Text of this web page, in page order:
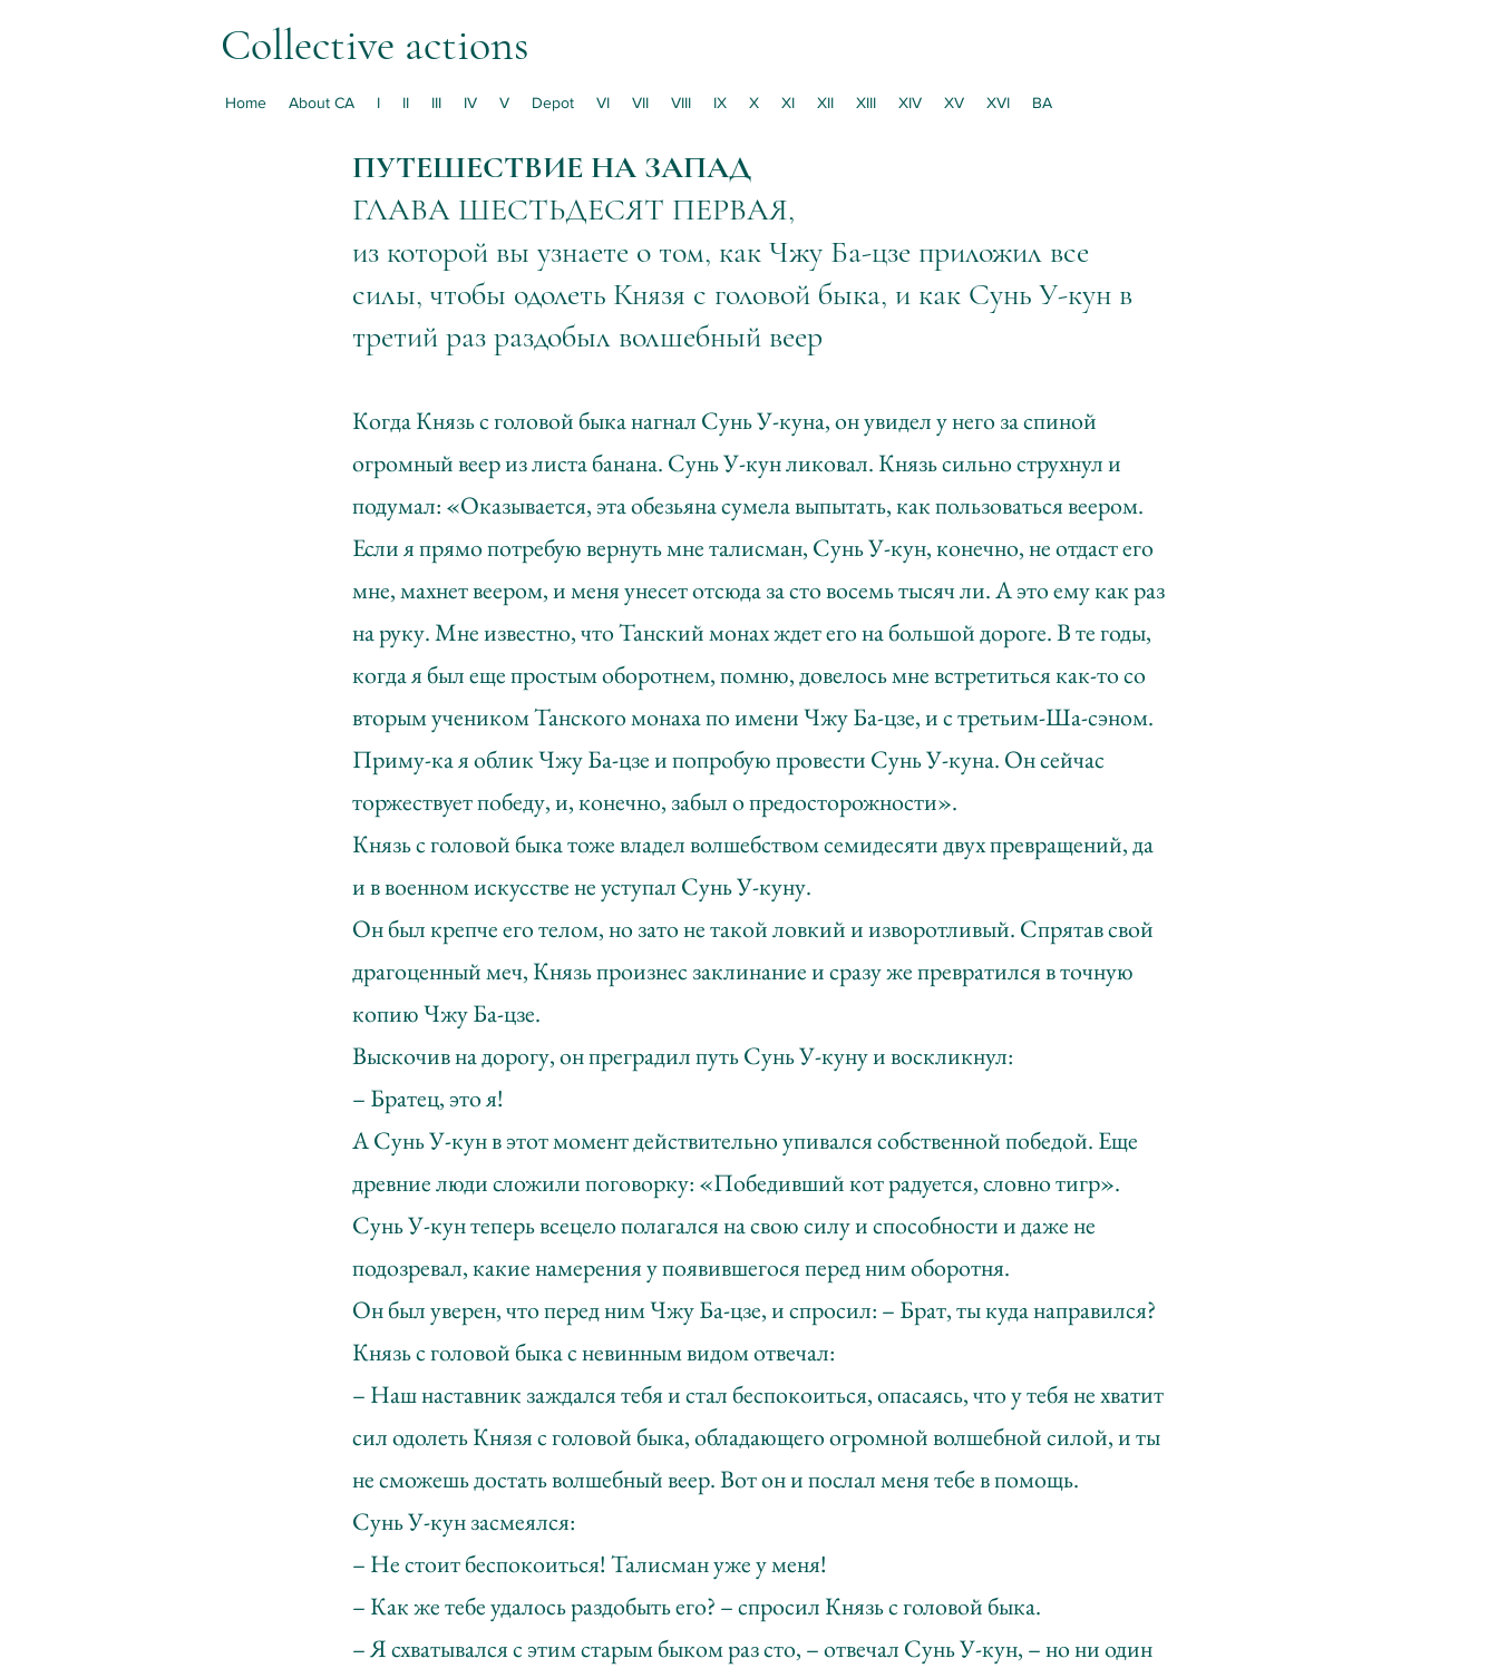
Collective actions
Home About CA I II III IV V Depot VI VII VIII IX X XI XII XIII XIV XV XVI BA
ПУТЕШЕСТВИЕ НА ЗАПАД
ГЛАВА ШЕСТЬДЕСЯТ ПЕРВАЯ,
из которой вы узнаете о том, как Чжу Ба-цзе приложил все
силы, чтобы одолеть Князя с головой быка, и как Сунь У-кун в
третий раз раздобыл волшебный веер
Когда Князь с головой быка нагнал Сунь У-куна, он увидел у него за спиной
огромный веер из листа банана. Сунь У-кун ликовал. Князь сильно струхнул и
подумал: «Оказывается, эта обезьяна сумела выпытать, как пользоваться веером.
Если я прямо потребую вернуть мне талисман, Сунь У-кун, конечно, не отдаст его
мне, махнет веером, и меня унесет отсюда за сто восемь тысяч ли. А это ему как раз
на руку. Мне известно, что Танский монах ждет его на большой дороге. В те годы,
когда я был еще простым оборотнем, помню, довелось мне встретиться как-то со
вторым учеником Танского монаха по имени Чжу Ба-цзе, и с третьим-Ша-сэном.
Приму-ка я облик Чжу Ба-цзе и попробую провести Сунь У-куна. Он сейчас
торжествует победу, и, конечно, забыл о предосторожности».
Князь с головой быка тоже владел волшебством семидесяти двух превращений, да
и в военном искусстве не уступал Сунь У-куну.
Он был крепче его телом, но зато не такой ловкий и изворотливый. Спрятав свой
драгоценный меч, Князь произнес заклинание и сразу же превратился в точную
копию Чжу Ба-цзе.
Выскочив на дорогу, он преградил путь Сунь У-куну и воскликнул:
– Братец, это я!
А Сунь У-кун в этот момент действительно упивался собственной победой. Еще
древние люди сложили поговорку: «Победивший кот радуется, словно тигр».
Сунь У-кун теперь всецело полагался на свою силу и способности и даже не
подозревал, какие намерения у появившегося перед ним оборотня.
Он был уверен, что перед ним Чжу Ба-цзе, и спросил: – Брат, ты куда направился?
Князь с головой быка с невинным видом отвечал:
– Наш наставник заждался тебя и стал беспокоиться, опасаясь, что у тебя не хватит
сил одолеть Князя с головой быка, обладающего огромной волшебной силой, и ты
не сможешь достать волшебный веер. Вот он и послал меня тебе в помощь.
Сунь У-кун засмеялся:
– Не стоит беспокоиться! Талисман уже у меня!
– Как же тебе удалось раздобыть его? – спросил Князь с головой быка.
– Я схватывался с этим старым быком раз сто, – отвечал Сунь У-кун, – но ни один